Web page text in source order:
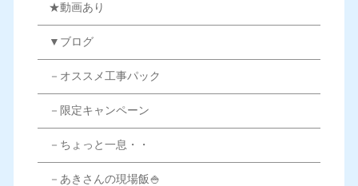
★動画あり
▼ブログ
－オススメ工事パック
－限定キャンペーン
－ちょっと一息・・
－あきさんの現場飯🍚